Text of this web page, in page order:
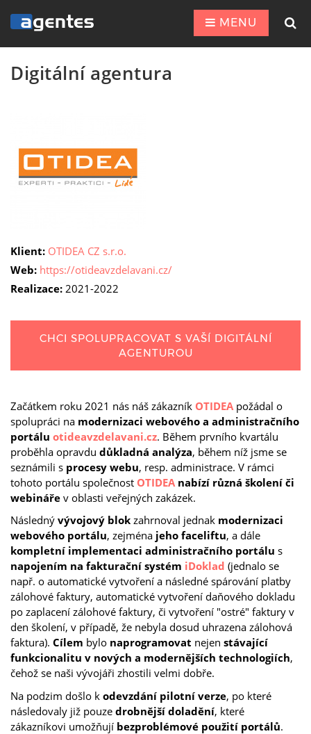
MENU
Digitální agentura
Klient: OTIDEA CZ s.r.o.
Web: https://otideavzdelavani.cz/
Realizace: 2021-2022
CHCI SPOLUPRACOVAT S VAŠÍ DIGITÁLNÍ
AGENTUROU
Začátkem roku 2021 nás náš zákazník OTIDEA požádal o
spolupráci na modernizaci webového a administračního
portálu otideavzdelavani.cz. Během prvního kvartálu
proběhla opravdu důkladná analýza, během níž jsme se
seznámili s procesy webu, resp. administrace. V rámci
tohoto portálu společnost OTIDEA nabízí různá školení či
webináře v oblasti veřejných zakázek.
Následný vývojový blok zahrnoval jednak modernizaci
webového portálu, zejména jeho faceliftu, a dále
kompletní implementaci administračního portálu s
napojením na fakturační systém iDoklad (jednalo se
např. o automatické vytvoření a následné spárování platby
zálohové faktury, automatické vytvoření daňového dokladu
po zaplacení zálohové faktury, či vytvoření "ostré" faktury v
den školení, v případě, že nebyla dosud uhrazena zálohová
faktura). Cílem bylo naprogramovat nejen stávající
funkcionalitu v nových a modernějších technologiích,
čehož se naši vývojáři zhostili velmi dobře.
Na podzim došlo k odevzdání pilotní verze, po které
následovaly již pouze drobnější doladění, které
zákazníkovi umožňují bezproblémové použití portálů.